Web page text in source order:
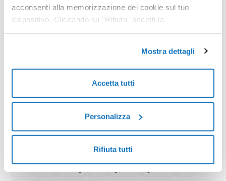
acconsenti alla memorizzazione dei cookie sul tuo
dispositivo. Cliccando su "Rifiuta" accetti la
Mostra dettagli
Accetta tutti
Personalizza
Rifiuta tutti
Reinstallare un Cloud Server